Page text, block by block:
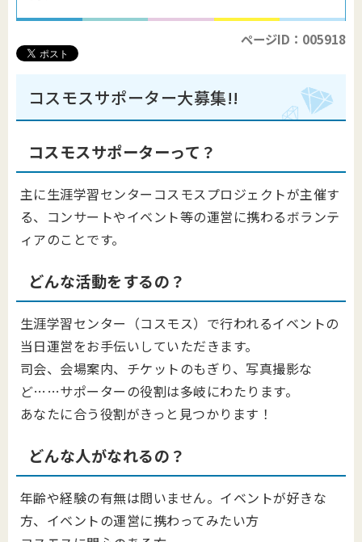
ページID：005918
コスモスサポーター大募集!!
コスモスサポーターって？
主に生涯学習センターコスモスプロジェクトが主催す
る、コンサートやイベント等の運営に携わるボランテ
ィアのことです。
どんな活動をするの？
生涯学習センター（コスモス）で行われるイベントの
当日運営をお手伝いしていただきます。
司会、会場案内、チケットのもぎり、写真撮影な
ど……サポーターの役割は多岐にわたります。
あなたに合う役割がきっと見つかります！
どんな人がなれるの？
年齢や経験の有無は問いません。イベントが好きな
方、イベントの運営に携わってみたい方